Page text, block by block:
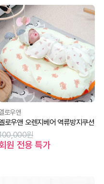
로우앤
로우앤 오렌지베어 역류방지쿠션
원
원 전용 특가